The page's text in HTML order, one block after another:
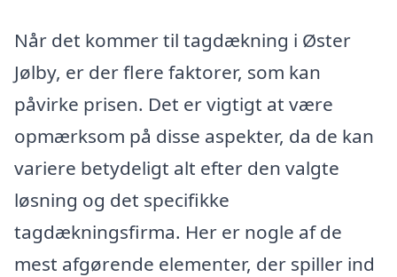
Når det kommer til tagdækning i Øster
Jølby, er der flere faktorer, som kan
påvirke prisen. Det er vigtigt at være
opmærksom på disse aspekter, da de kan
variere betydeligt alt efter den valgte
løsning og det specifikke
tagdækningsfirma. Her er nogle af de
mest afgørende elementer, der spiller ind